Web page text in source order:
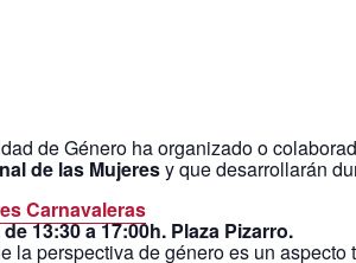
de Género ha organizado o
de las Mujeresy que desarrollarán
Carnavaleras
13:30 a 17:00h. Plaza Pizarro.
la perspectiva de género es un